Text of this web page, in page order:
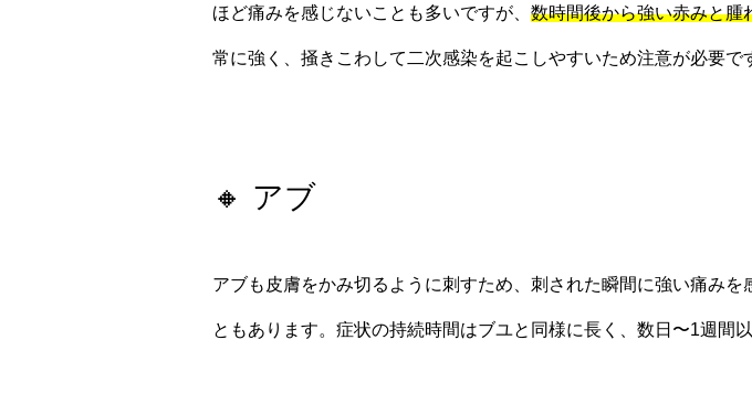
ほど痛みを感じないことも多いですが、 数時間後から強い赤みと腫
常に強く、掻きこわして二次感染を起こしやすいため注意が必要で
🔸 アブ
アブも皮膚をかみ切るように刺すため、刺された瞬間に強い痛み
ともあります。症状の持続時間はブユと同様に長く、数日〜1週間